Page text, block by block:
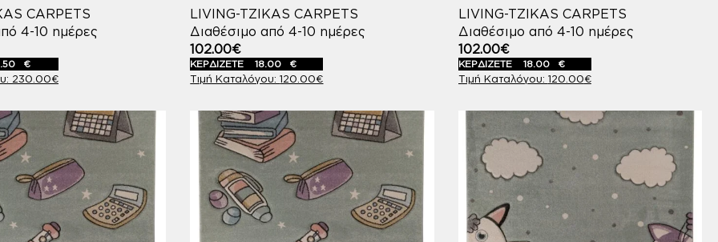
CARPETS
4-10 ημέρες
230.00€
€
LIVING-TZIKAS CARPETS
Διαθέσιμο από 4-10 ημέρες
120.00€
102.00€
ΚΕΡΔΙΖΕΤΕ 18.00 €
LIVING-TZIKAS CARPETS
Διαθέσιμο από 4-10 ημέρες
120.00€
102.00€
ΚΕΡΔΙΖΕΤΕ 18.00 €